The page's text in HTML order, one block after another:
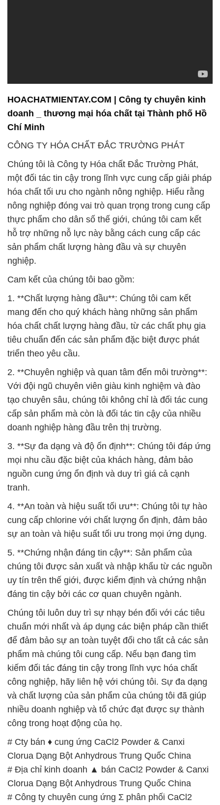
HOACHATMIENTAY.COM | Công ty chuyên kinh
doanh _ thương mại hóa chất tại Thành phố Hồ
Chí Minh
CÔNG TY HÓA CHẤT ĐẮC TRƯỜNG PHÁT
Chúng tôi là Công ty Hóa chất Đắc Trường Phát,
một đối tác tin cậy trong lĩnh vực cung cấp giải pháp
hóa chất tối ưu cho ngành nông nghiệp. Hiểu rằng
nông nghiệp đóng vai trò quan trọng trong cung cấp
thực phẩm cho dân số thế giới, chúng tôi cam kết
hỗ trợ những nỗ lực này bằng cách cung cấp các
sản phẩm chất lượng hàng đầu và sự chuyên
nghiệp.
Cam kết của chúng tôi bao gồm:
1. **Chất lượng hàng đầu**: Chúng tôi cam kết
mang đến cho quý khách hàng những sản phẩm
hóa chất chất lượng hàng đầu, từ các chất phụ gia
tiêu chuẩn đến các sản phẩm đặc biệt được phát
triển theo yêu cầu.
2. **Chuyên nghiệp và quan tâm đến môi trường**:
Với đội ngũ chuyên viên giàu kinh nghiệm và đào
tạo chuyên sâu, chúng tôi không chỉ là đối tác cung
cấp sản phẩm mà còn là đối tác tin cậy của nhiều
doanh nghiệp hàng đầu trên thị trường.
3. **Sự đa dạng và độ ổn định**: Chúng tôi đáp ứng
mọi nhu cầu đặc biệt của khách hàng, đảm bảo
nguồn cung ứng ổn định và duy trì giá cả cạnh
tranh.
4. **An toàn và hiệu suất tối ưu**: Chúng tôi tự hào
cung cấp chlorine với chất lượng ổn định, đảm bảo
sự an toàn và hiệu suất tối ưu trong mọi ứng dụng.
5. **Chứng nhận đáng tin cậy**: Sản phẩm của
chúng tôi được sản xuất và nhập khẩu từ các nguồn
uy tín trên thế giới, được kiểm định và chứng nhận
đáng tin cậy bởi các cơ quan chuyên ngành.
Chúng tôi luôn duy trì sự nhạy bén đối với các tiêu
chuẩn mới nhất và áp dụng các biện pháp cần thiết
để đảm bảo sự an toàn tuyệt đối cho tất cả các sản
phẩm mà chúng tôi cung cấp. Nếu bạn đang tìm
kiếm đối tác đáng tin cậy trong lĩnh vực hóa chất
công nghiệp, hãy liên hệ với chúng tôi. Sự đa dạng
và chất lượng của sản phẩm của chúng tôi đã giúp
nhiều doanh nghiệp và tổ chức đạt được sự thành
công trong hoạt động của họ.
# Cty bán ♦ cung ứng CaCl2 Powder & Canxi
Clorua Dạng Bột Anhydrous Trung Quốc China
# Địa chỉ kinh doanh ▲ bán CaCl2 Powder & Canxi
Clorua Dạng Bột Anhydrous Trung Quốc China
# Công ty chuyên cung ứng Σ phân phối CaCl2